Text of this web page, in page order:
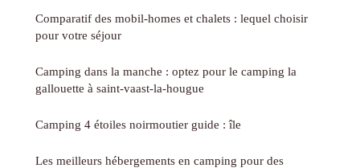
Comparatif des mobil-homes et chalets : lequel choisir
pour votre séjour
Camping dans la manche : optez pour le camping la
gallouette à saint-vaast-la-hougue
Camping 4 étoiles noirmoutier guide : île
Les meilleurs hébergements en camping pour des